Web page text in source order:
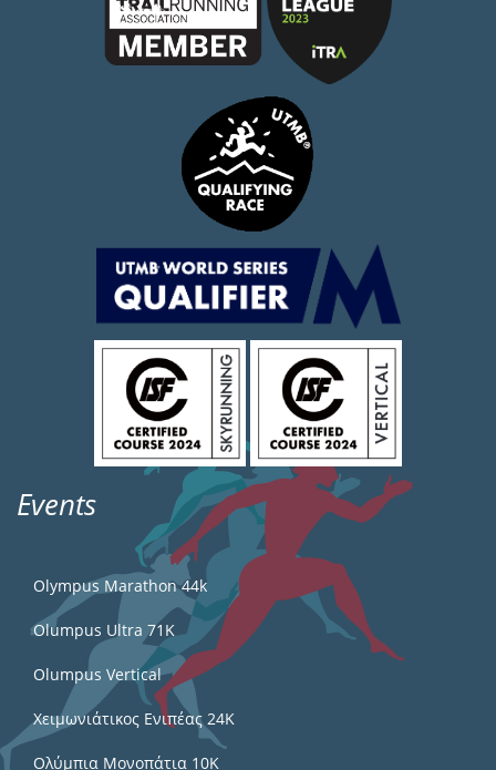
Events
Olympus Marathon 44k
Olumpus Ultra 71K
Olumpus Vertical
Χειμωνιάτικος Ενιπέας 24Κ
Ολύμπια Μονοπάτια 10Κ